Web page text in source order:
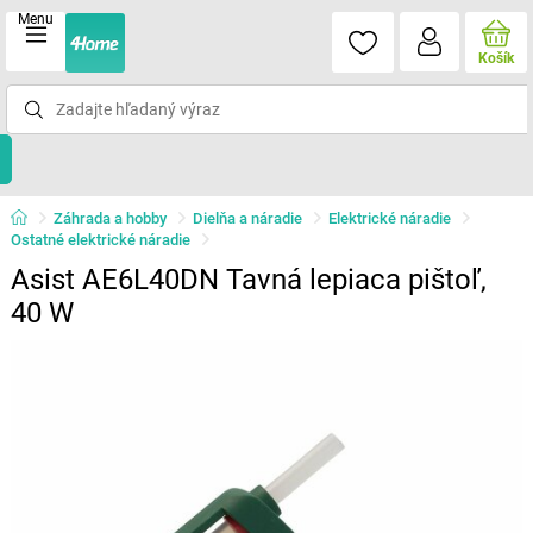
Menu
Košík
Záhrada a hobby Dielňa a náradie
Elektrické náradie
Ostatné elektrické náradie
Asist AE6L40DN Tavná lepiaca pištoľ,
40 W